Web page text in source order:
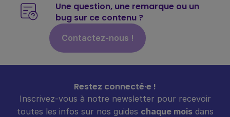
Une question, une remarque ou un
bug sur ce contenu ?
Contactez-nous !
Restez connecté·e !
Inscrivez-vous à notre newsletter pour recevoir
toutes les infos sur nos guides chaque moisdans